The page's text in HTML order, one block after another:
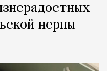
нерпы